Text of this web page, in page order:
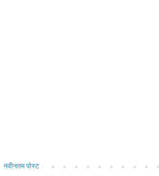
नवीनतम पोस्ट